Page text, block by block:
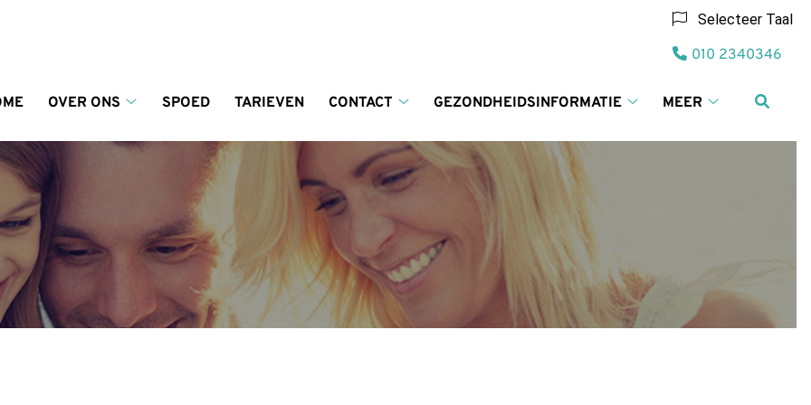
Selecteer Taal
OVER ONS
ons
SPOED TARIEVEN
CONTACT
submenu
GEZONDHEIDSINFORMATIE
submenu
MEER
submenu
Tel:
010 2340346